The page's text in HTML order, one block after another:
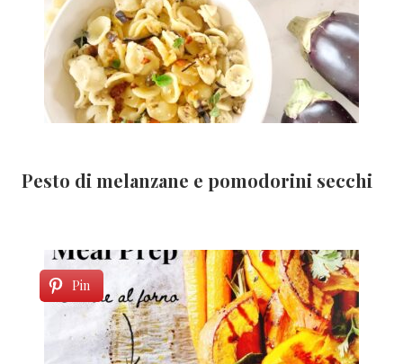
Pesto di melanzane e pomodorini secchi
Pin